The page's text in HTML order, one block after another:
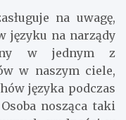
na uwagę,
języku na narządy
w jednym z
w naszym ciele,
języka podczas
nosząca taki